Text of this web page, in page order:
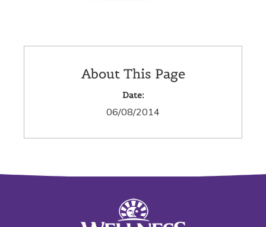
About This Page
Date:
06/08/2014